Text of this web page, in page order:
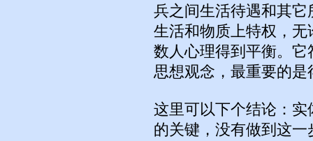
兵之间生活待遇和其
生活和物质上特权，
数人心理得到平衡。
思想观念，最重要的
这里可以下个结论：
的关键，没有做到这